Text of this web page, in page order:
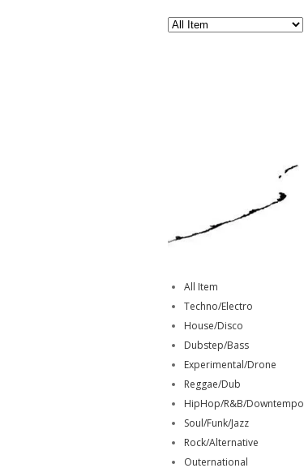
All Item
Techno/Electro
House/Disco
Dubstep/Bass
Experimental/Drone
Reggae/Dub
HipHop/R&B/Downtempo
Soul/Funk/Jazz
Rock/Alternative
Outernational